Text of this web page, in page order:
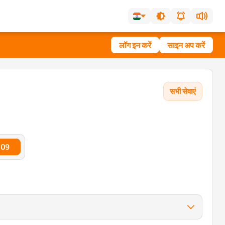
लॉग इन करें साइन अप करें
सभी सेवाएं